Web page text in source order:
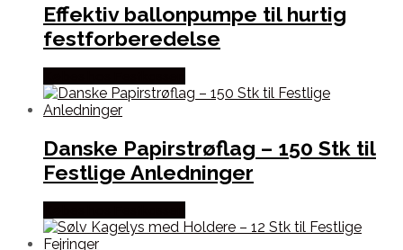
Effektiv ballonpumpe til hurtig
festforberedelse
Danske Papirstrøflag – 150 Stk til
Festlige Anledninger